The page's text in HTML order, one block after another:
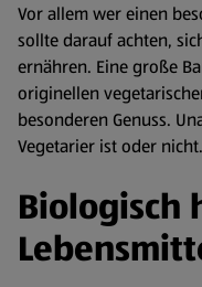
Vor allem wer einen
sollte darauf achten,
ernähren. Eine große
originellen
besonderen Genuss.
Vegetarier ist oder nicht.
Biologisch